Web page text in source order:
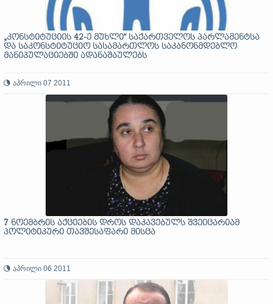
„კონსტიტუციის 42-ე მუხლი“ საქართველოს პარლამენტსა
და საკონსტიტუციო სასამართლოს საკანონმდებლო
მანიპულაციებში ადანაშაულებს
აპრილი 07 2011
7 ნოემბრის აქციების დროს დაკავებულს შვეიცარიამ
პოლიტიკური თავშესაფარი მისცა
აპრილი 06 2011